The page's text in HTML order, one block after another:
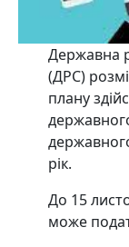
Державна
(ДРС)
плану
рік.
До 15
може